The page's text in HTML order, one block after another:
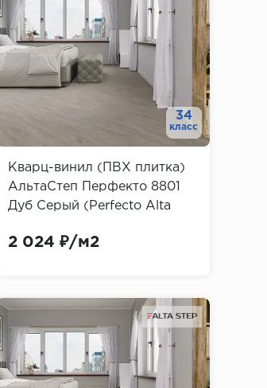
34
класс
Кварц-винил (ПВХ плитка)
АльтаСтеп Перфекто 8801
Дуб Серый (Perfecto Alta
2 024 ₽/м2